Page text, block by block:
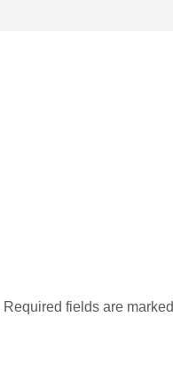
Required fields are marked